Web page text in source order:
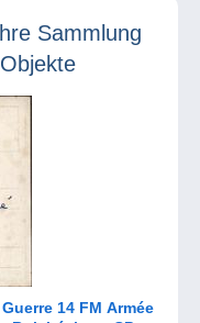
Sammlung
14 FM Armée